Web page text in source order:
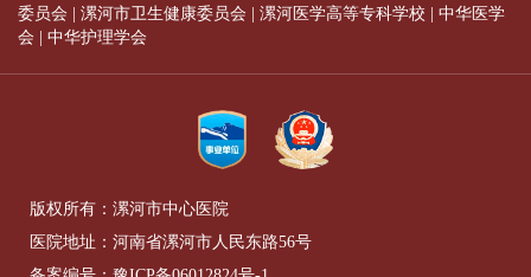
委员会
漯河市卫生健康委员会 漯河医学高等专科学校
中华医学
会
中华护理学会
版权所有：漯河市中心医院
医院地址：河南省漯河市人民东路56号